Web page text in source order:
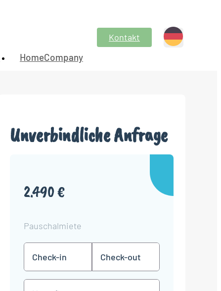
HomeCompany
Kontakt
Unverbindliche Anfrage
2.490 €
Pauschalmiete
in
TT
Punkt
MM
TT
Punkt
MM